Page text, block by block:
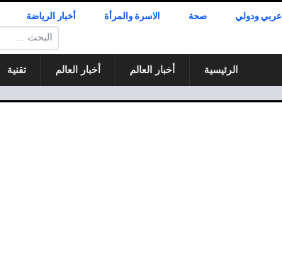
عربي ودولي صحة الاسرة والمرأة أخبار الرياضة
البحث:
الرئيسية أخبار العالم أخبار العالم تقنية